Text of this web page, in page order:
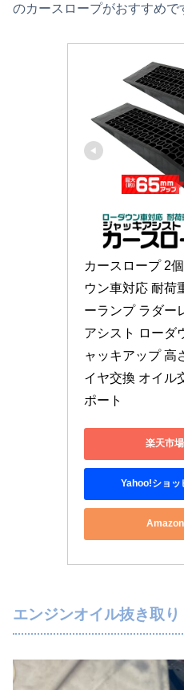
のカースロープがおすすめで
カースロープ 2
ウン車対応 耐荷
ーランプ ラダー
アシスト ローダ
ャッキアップ 高
イヤ交換 オイル
ポート
楽天市
Yahoo!ショッ
エンジンオイル抜き取り